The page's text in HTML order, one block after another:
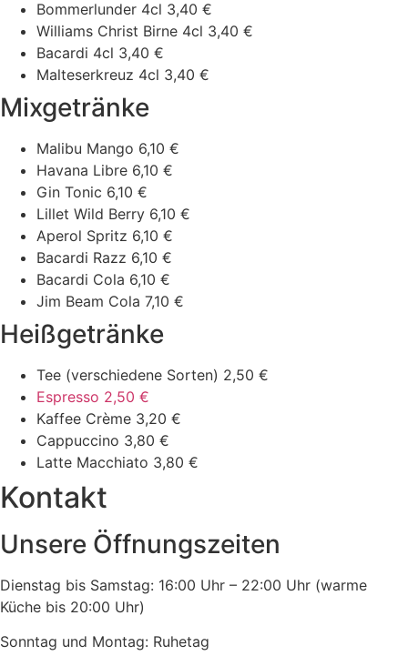
Bommerlunder 4cl 3,40 €
Williams Christ Birne 4cl 3,40 €
Bacardi 4cl 3,40 €
Malteserkreuz 4cl 3,40 €
Mixgetränke
Malibu Mango 6,10 €
Havana Libre 6,10 €
Gin Tonic 6,10 €
Lillet Wild Berry 6,10 €
Aperol Spritz 6,10 €
Bacardi Razz 6,10 €
Bacardi Cola 6,10 €
Jim Beam Cola 7,10 €
Heißgetränke
Tee (verschiedene Sorten) 2,50 €
Espresso 2,50 €
Kaffee Crème 3,20 €
Cappuccino 3,80 €
Latte Macchiato 3,80 €
Kontakt
Unsere Öffnungszeiten
Dienstag bis Samstag: 16:00 Uhr – 22:00 Uhr (warme
Küche bis 20:00 Uhr)
Sonntag und Montag: Ruhetag